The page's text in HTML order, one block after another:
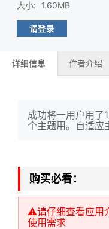
大小: 1.60MB
请登录
详细信息 作者介绍
成功将一用户用了
个主题用。自适应
购买必看：
⚠️请仔细查看应用
使用需求